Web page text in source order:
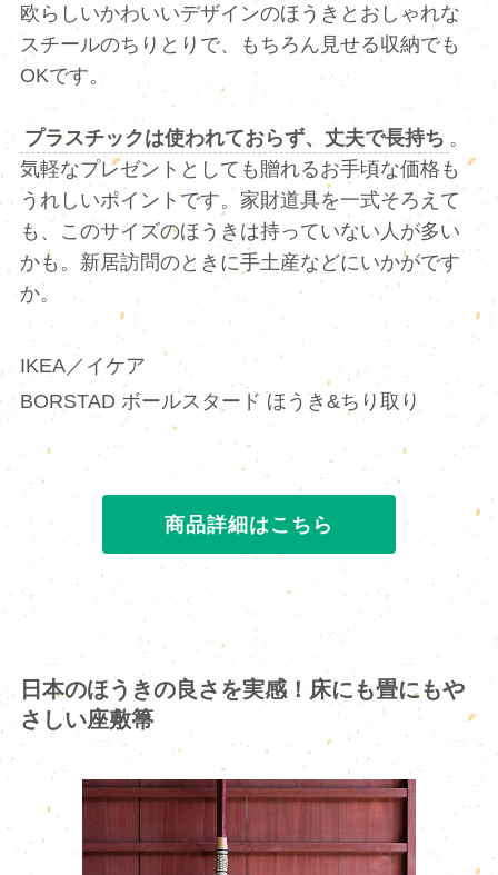
欧らしいかわいいデザインのほうきとおしゃれな
スチールのちりとりで、もちろん見せる収納でも
OKです。
プラスチックは使われておらず、丈夫で長持ち 。
気軽なプレゼントとしても贈れるお手頃な価格も
うれしいポイントです。家財道具を一式そろえて
も、このサイズのほうきは持っていない人が多い
かも。新居訪問のときに手土産などにいかがです
か。
IKEA／イケア
BORSTAD ボールスタード ほうき&ちり取り
商品詳細はこちら
日本のほうきの良さを実感！床にも畳にもや
さしい座敷箒